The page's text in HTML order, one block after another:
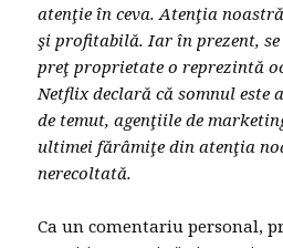
atenţie în ceva. Atenţia
şi profitabilă. Iar în prezent, se
preţ proprietate o reprezintă
Netflix declară că somnul este
de temut, agenţiile de
ultimei fărâmiţe din atenţia
nerecoltată.
Ca un comentariu personal,